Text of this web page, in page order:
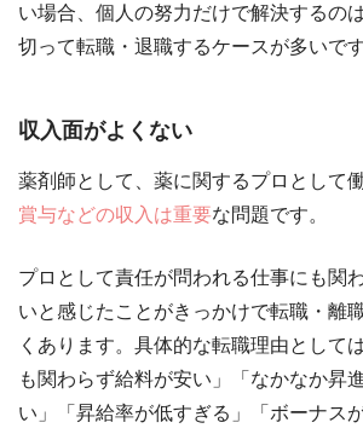
い場合、個人の努力だけで解決するの
切って転職・退職するケースが多いです
収入面がよくない
薬剤師として、薬に関するプロとして
賞与などの収入は重要な問題です。
プロとして責任が問われる仕事にも関
いと感じたことがきっかけで転職・離
くあります。具体的な転職理由として
も関わらず給料が安い」「なかなか昇
い」「昇給率が低すぎる」「ボーナス